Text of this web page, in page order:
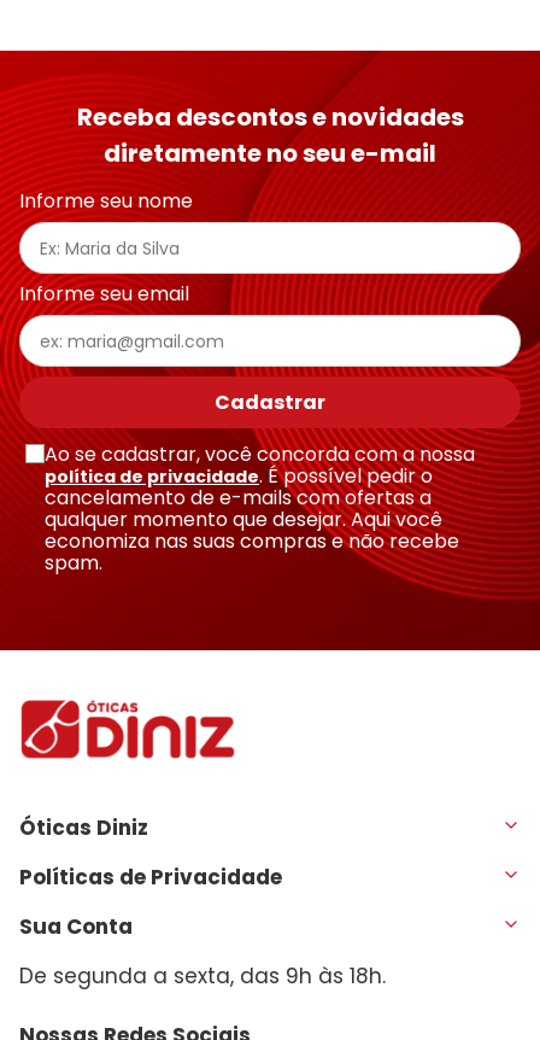
Receba descontos e novidades
diretamente no seu e-mail
Informe seu nome
Informe seu email
Cadastrar
Ao se cadastrar, você concorda com a nossa
política de privacidade. É possível pedir o
cancelamento de e-mails com ofertas a
qualquer momento que desejar. Aqui você
economiza nas suas compras e não recebe
spam.
Óticas Diniz
Políticas de Privacidade
Sua Conta
De segunda a sexta, das 9h às 18h.